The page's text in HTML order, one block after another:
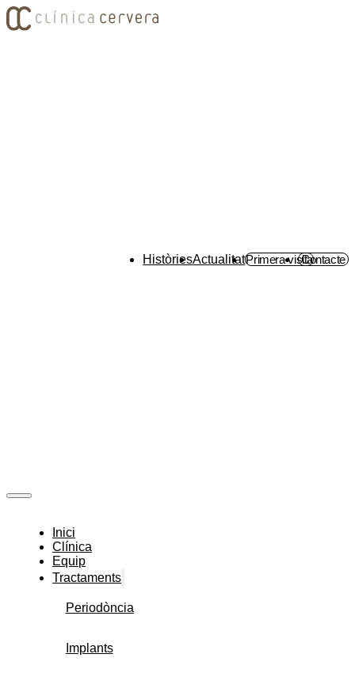
HistòriesActualitatPrimera visitaContacte
Inici
Clínica
Equip
Tractaments
Periodòncia
Implants